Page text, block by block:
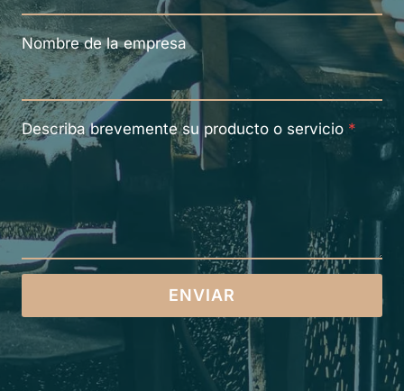
Nombre de la empresa
Describa brevemente su producto o servicio *
ENVIAR